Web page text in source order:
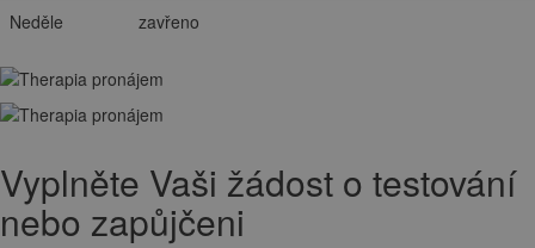
Neděle
zavřeno
Vyplněte Vaši žádost o testování
nebo zapůjčeni